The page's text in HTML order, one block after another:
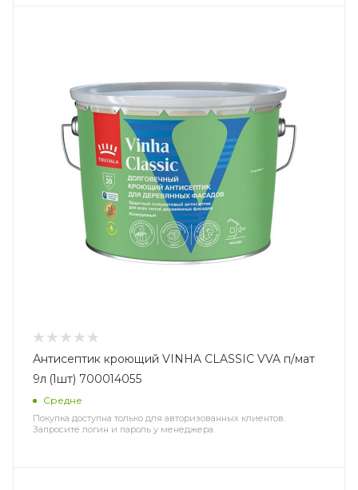
Антисептик кроющий VINHA CLASSIC VVA п/мат
9л (1шт) 700014055
Средне
Покупка доступна только для авторизованных клиентов.
Запросите логин и пароль у менеджера.